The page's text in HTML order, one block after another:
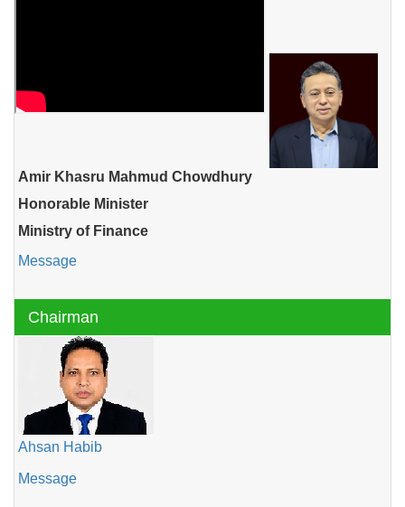
Amir Khasru Mahmud Chowdhury
Honorable Minister
Ministry of Finance
Message
Chairman
Ahsan Habib
Message